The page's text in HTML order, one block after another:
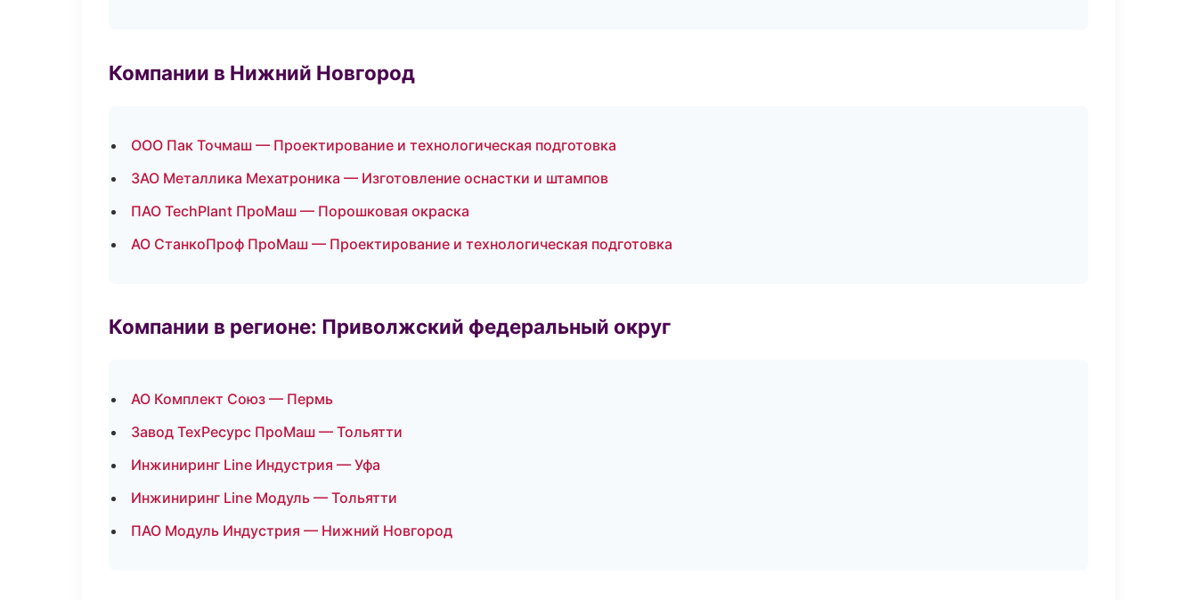
Компании в Нижний Новгород
ООО Пак Точмаш — Проектирование и технологическая подготовка
ЗАО Металлика Мехатроника — Изготовление оснастки и штампов
ПАО TechPlant ПроМаш — Порошковая окраска
АО СтанкоПроф ПроМаш — Проектирование и технологическая подготовка
Компании в регионе: Приволжский федеральный округ
АО Комплект Союз — Пермь
Завод ТехРесурс ПроМаш — Тольятти
Инжиниринг Line Индустрия — Уфа
Инжиниринг Line Модуль — Тольятти
ПАО Модуль Индустрия — Нижний Новгород